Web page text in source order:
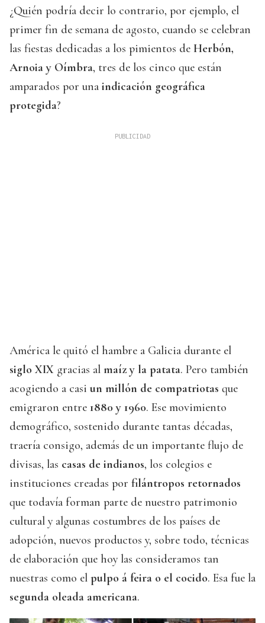
¿Quién podría decir lo contrario, por ejemplo, el
primer fin de semana de agosto, cuando se celebran
las fiestas dedicadas a los pimientos de Herbón,
Arnoia y Oímbra, tres de los cinco que están
amparados por una indicación geográfica
protegida?
América le quitó el hambre a Galicia durante el
siglo XIX gracias al maíz y la patata. Pero también
acogiendo a casi un millón de compatriotas que
emigraron entre 1880 y 1960. Ese movimiento
demográfico, sostenido durante tantas décadas,
traería consigo, además de un importante flujo de
divisas, las casas de indianos, los colegios e
instituciones creadas por filántropos retornados
que todavía forman parte de nuestro patrimonio
cultural y algunas costumbres de los países de
adopción, nuevos productos y, sobre todo, técnicas
de elaboración que hoy las consideramos tan
nuestras como el pulpo á feira o el cocido. Esa fue la
segunda oleada americana.